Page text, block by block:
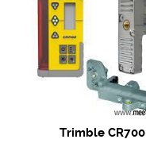
Trimble CR700